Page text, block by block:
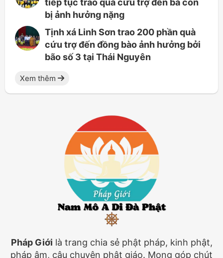
tiếp tục trao quà cứu trợ đến bà con
bị ảnh hưởng nặng
Tịnh xá Linh Sơn trao 200 phần quà
cứu trợ đến đồng bào ảnh hưởng bởi
bão số 3 tại Thái Nguyên
Xem thêm
Pháp Giới là trang chia sẻ phật pháp, kinh phật,
pháp âm, câu chuyện phật giáo. Mong góp chút